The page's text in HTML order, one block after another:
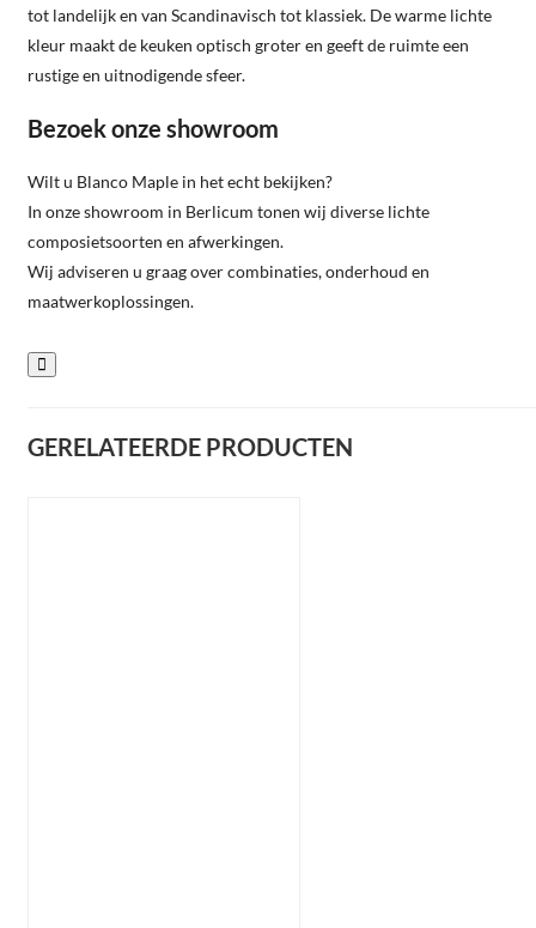
tot landelijk en van Scandinavisch tot klassiek. De warme lichte
kleur maakt de keuken optisch groter en geeft de ruimte een
rustige en uitnodigende sfeer.
Bezoek onze showroom
Wilt u Blanco Maple in het echt bekijken?
In onze showroom in Berlicum tonen wij diverse lichte
composietsoorten en afwerkingen.
Wij adviseren u graag over combinaties, onderhoud en
maatwerkoplossingen.
GERELATEERDE PRODUCTEN